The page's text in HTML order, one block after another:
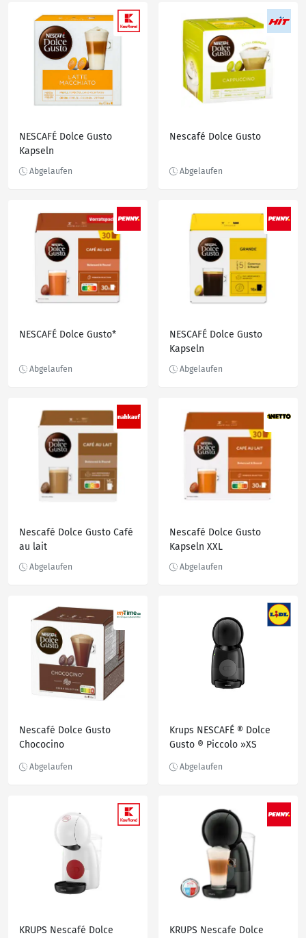
NESCAFÉ Dolce Gusto
Kapseln
Nescafé Dolce Gusto
NESCAFÉ Dolce Gusto*
NESCAFÉ Dolce Gusto
Kapseln
Nescafé Dolce Gusto Café
au lait
Nescafé Dolce Gusto
Kapseln XXL
Nescafé Dolce Gusto
Chococino
Krups NESCAFÉ ® Dolce
Gusto ® Piccolo »XS
KRUPS Nescafé Dolce
KRUPS Nescafe Dolce